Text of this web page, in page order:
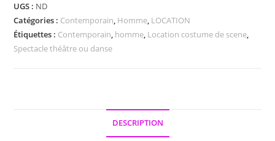
manches
longues
cardigan
UGS : ND
Catégories : Contemporain, Homme, LOCATION
Étiquettes : Contemporain, homme, Location costume de scene,
Spectacle théâtre ou danse
DESCRIPTION